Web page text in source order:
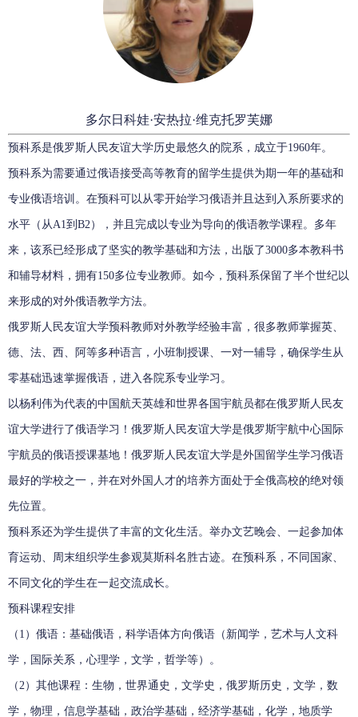
多尔日科娃·安热拉·维克托罗芙娜
预科系是俄罗斯人民友谊大学历史最悠久的院系，成立于1960年。
预科系为需要通过俄语接受高等教育的留学生提供为期一年的基础和
专业俄语培训。在预科可以从零开始学习俄语并且达到入系所要求的
水平（从A1到B2），并且完成以专业为导向的俄语教学课程。多年
来，该系已经形成了坚实的教学基础和方法，出版了3000多本教科书
和辅导材料，拥有150多位专业教师。如今，预科系保留了半个世纪以
来形成的对外俄语教学方法。
俄罗斯人民友谊大学预科教师对外教学经验丰富，很多教师掌握英、
德、法、西、阿等多种语言，小班制授课、一对一辅导，确保学生从
零基础迅速掌握俄语，进入各院系专业学习。
以杨利伟为代表的中国航天英雄和世界各国宇航员都在俄罗斯人民友
谊大学进行了俄语学习！俄罗斯人民友谊大学是俄罗斯宇航中心国际
宇航员的俄语授课基地！俄罗斯人民友谊大学是外国留学生学习俄语
最好的学校之一，并在对外国人才的培养方面处于全俄高校的绝对领
先位置。
预科系还为学生提供了丰富的文化生活。举办文艺晚会、一起参加体
育运动、周末组织学生参观莫斯科名胜古迹。在预科系，不同国家、
不同文化的学生在一起交流成长。
预科课程安排
（1）俄语：基础俄语，科学语体方向俄语（新闻学，艺术与人文科
学，国际关系，心理学，文学，哲学等）。
（2）其他课程：生物，世界通史，文学史，俄罗斯历史，文学，数
学，物理，信息学基础，政治学基础，经济学基础，化学，地质学